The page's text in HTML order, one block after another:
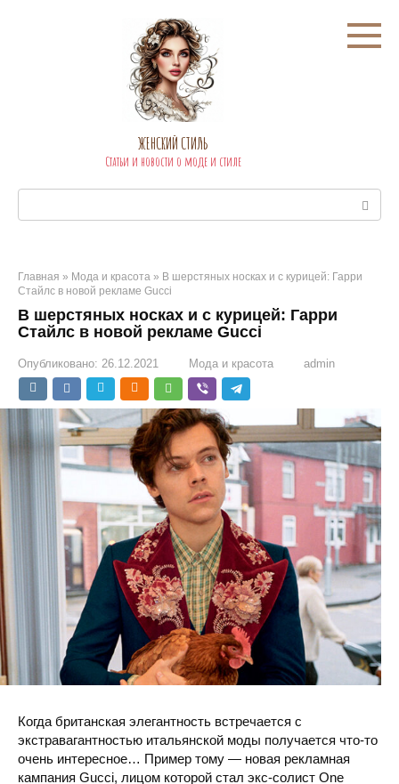
ЖЕНСКИЙ СТИЛЬ
Статьи и новости о моде и стиле
Главная » Мода и красота » В шерстяных носках и с курицей: Гарри
Стайлс в новой рекламе Gucci
В шерстяных носках и с курицей: Гарри
Стайлс в новой рекламе Gucci
Опубликовано: 26.12.2021 Мода и красота admin
Когда британская элегантность встречается с
экстравагантностью итальянской моды получается что-то
очень интересное… Пример тому — новая рекламная
кампания Gucci, лицом которой стал экс-солист One